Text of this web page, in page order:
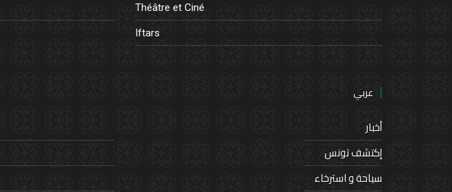
Théâtre et Ciné
Iftars
عربي
أخبار
إكتشف تونس
سياحة و استرخاء